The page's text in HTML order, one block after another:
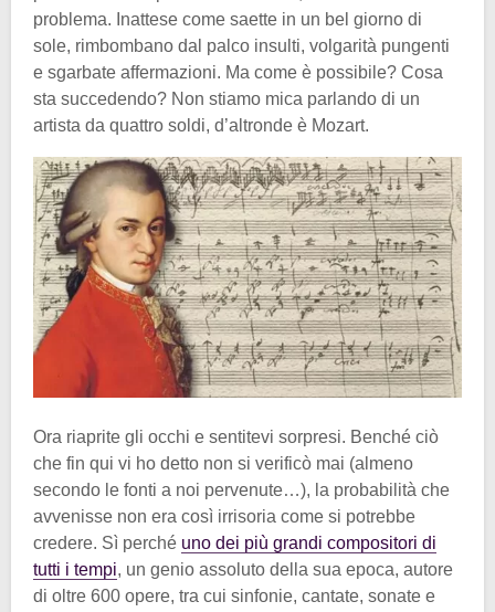
problema. Inattese come saette in un bel giorno di
sole, rimbombano dal palco insulti, volgarità pungenti
e sgarbate affermazioni. Ma come è possibile? Cosa
sta succedendo? Non stiamo mica parlando di un
artista da quattro soldi, d’altronde è Mozart.
Ora riaprite gli occhi e sentitevi sorpresi. Benché ciò
che fin qui vi ho detto non si verificò mai (almeno
secondo le fonti a noi pervenute…), la probabilità che
avvenisse non era così irrisoria come si potrebbe
credere. Sì perché uno dei più grandi compositori di
tutti i tempi, un genio assoluto della sua epoca, autore
di oltre 600 opere, tra cui sinfonie, cantate, sonate e